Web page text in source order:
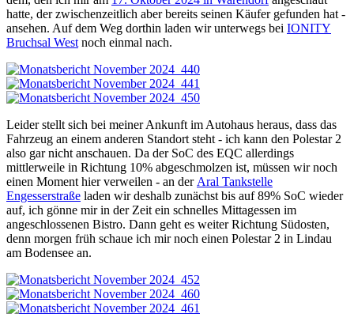
hatte, der zwischenzeitlich aber bereits seinen Käufer gefunden hat -
ansehen. Auf dem Weg dorthin laden wir unterwegs bei IONITY
Bruchsal West noch einmal nach.
Leider stellt sich bei meiner Ankunft im Autohaus heraus, dass das
Fahrzeug an einem anderen Standort steht - ich kann den Polestar 2
also gar nicht anschauen. Da der SoC des EQC allerdings
mittlerweile in Richtung 10% abgeschmolzen ist, müssen wir noch
einen Moment hier verweilen - an der Aral Tankstelle
Engesserstraße laden wir deshalb zunächst bis auf 89% SoC wieder
auf, ich gönne mir in der Zeit ein schnelles Mittagessen im
angeschlossenen Bistro. Dann geht es weiter Richtung Südosten,
denn morgen früh schaue ich mir noch einen Polestar 2 in Lindau
am Bodensee an.